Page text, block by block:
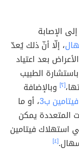
الإصابة
، إلّا أنّ ذلك يُعدّ
بعد اعتياد
الطبيب
[٢]
وبالإضافة
فيتامين ب3 ، أو ما
المتعددة يمكن
استهلاك فيتامين
[٤]